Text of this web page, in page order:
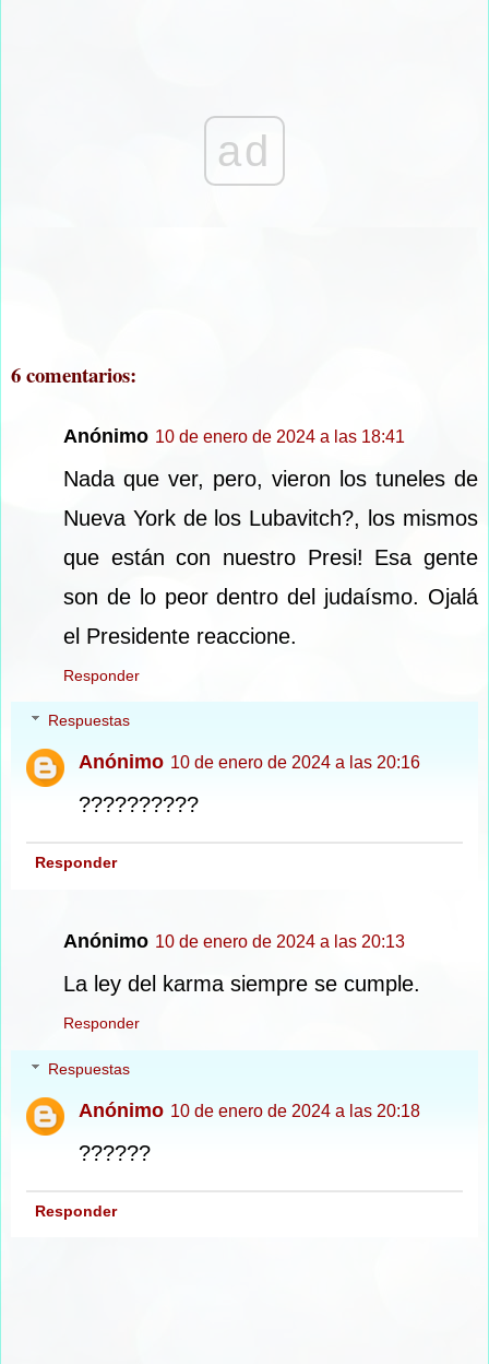
ad
6 comentarios:
Anónimo 10 de enero de 2024 a las 18:41
Nada que ver, pero, vieron los tuneles de
Nueva York de los Lubavitch?, los mismos
que están con nuestro Presi! Esa gente
son de lo peor dentro del judaísmo. Ojalá
el Presidente reaccione.
Responder
Respuestas
Anónimo 10 de enero de 2024 a las 20:16
??????????
Responder
Anónimo 10 de enero de 2024 a las 20:13
La ley del karma siempre se cumple.
Responder
Respuestas
Anónimo 10 de enero de 2024 a las 20:18
??????
Responder